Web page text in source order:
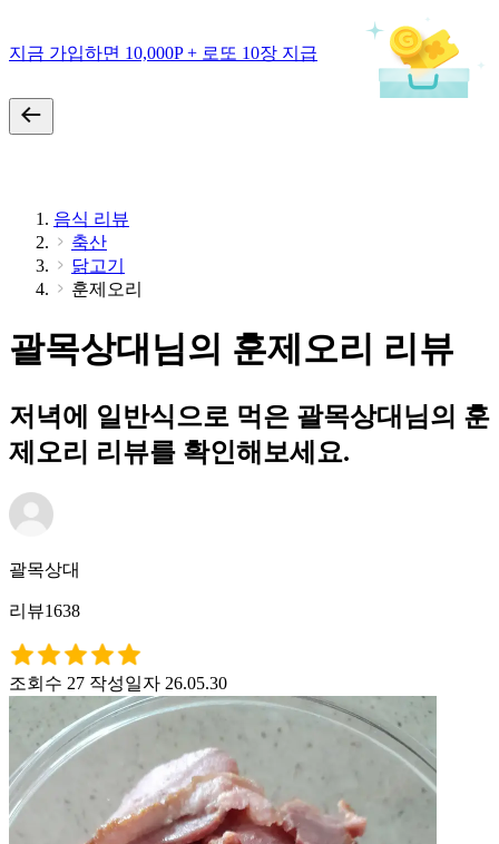
지금 가입하면 10,000P + 로또 10장 지급
음식 리뷰
축산
닭고기
훈제오리
괄목상대님의 훈제오리 리뷰
저녁에 일반식으로 먹은 괄목상대님의 훈
제오리 리뷰를 확인해보세요.
괄목상대
리뷰1638
조회수 27 작성일자 26.05.30